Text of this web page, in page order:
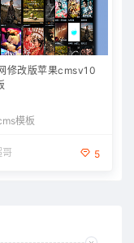
修改版苹果cmsv10
模板
哥 5